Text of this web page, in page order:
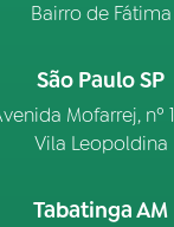
Bairro de Fátima
São Paulo SP
Mofarrej, nº
Vila Leopoldina
Tabatinga AM